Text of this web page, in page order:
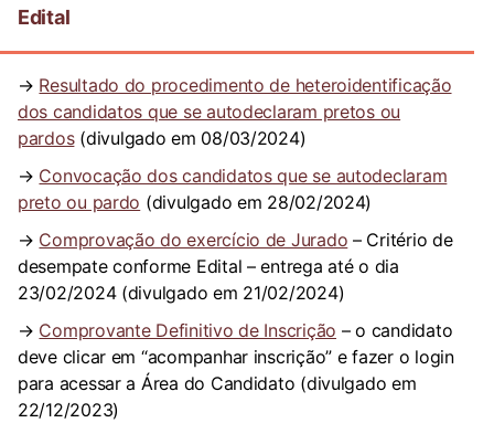
Edital
→ Resultado do procedimento de heteroidentificação
dos candidatos que se autodeclaram pretos ou
pardos(divulgado em 08/03/2024)
→ Convocação dos candidatos que se autodeclaram
preto ou pardo (divulgado em 28/02/2024)
→ Comprovação do exercício de Jurado – Critério de
desempate conforme Edital – entrega até o dia
23/02/2024 (divulgado em 21/02/2024)
→ Comprovante Definitivo de Inscrição – o candidato
deve clicar em “acompanhar inscrição” e fazer o login
para acessar a Área do Candidato (divulgado em
22/12/2023)